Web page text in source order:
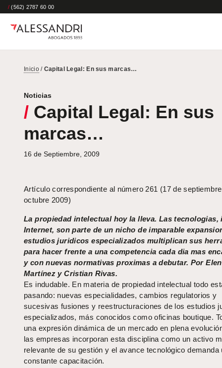
/ (562) 2787 60 00
Inicio/ Capital Legal: En sus marcas…
Noticias
/ Capital Legal: En sus
marcas…
16 de Septiembre, 2009
Artículo correspondiente al número 261 (17 de
octubre 2009)
La propiedad intelectual hoy la lleva. Las tecnologias,
Internet, son parte de un nicho de imparable
estudios juridicos especializados multiplican sus
para hacer frente a una competencia cada dia mas
y con nuevas normativas proximas a debutar. Por
Martínez y Cristian Rivas.
Es indudable. En materia de propiedad intelectual todo
pasando: nuevas especialidades, cambios regulatorios y
sucesivas fusiones y reestructuraciones de los estudios
especializados, más conocidos como oficinas boutique.
una expresión dinámica de un mercado en plena
las empresas incorporan esta disciplina como un activo
relevante de su gestión y el avance tecnológico demanda
constante capacitación.